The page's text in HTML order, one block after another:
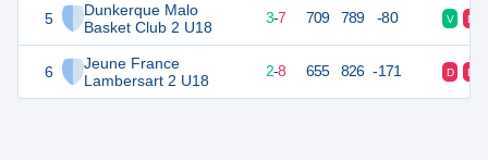
5
Dunkerque Malo
Basket Club 2 U18
6
Jeune France
Lambersart 2 U18
13 3-7 709 789 -80 V D
12 2-8 655 826 -171 D D